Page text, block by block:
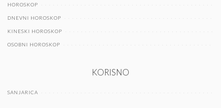
HOROSKOP
DNEVNI HOROSKOP
KINESKI HOROSKOP
OSOBNI HOROSKOP
KORISNO
SANJARICA